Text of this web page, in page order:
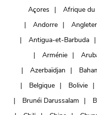
Açores Afrique du
Andorre
Antigua-et-Barbuda
Arménie
Azerbaïdjan
Belgique
Bolivie
Brunéi Darussalam